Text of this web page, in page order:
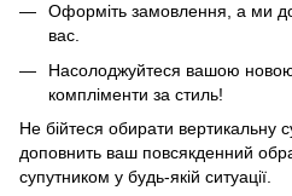
Оформіть замовлення, а ми
вас.
Насолоджуйтеся вашою
компліменти за стиль!
Не бійтеся обирати вертикальну
доповнить ваш повсякденний
супутником у будь-якій ситуації.